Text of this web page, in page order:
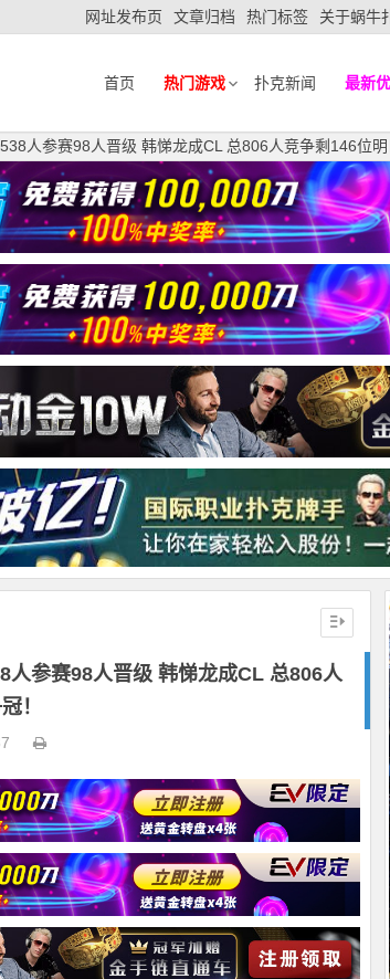
网址发布页 文章归档 热门标签 关于蜗牛
首页 热门游戏 扑克新闻 最新
人参赛98人晋级 韩悌龙成CL 总806人竞争剩146位明
人参赛98人晋级 韩悌龙成CL 总806人
！